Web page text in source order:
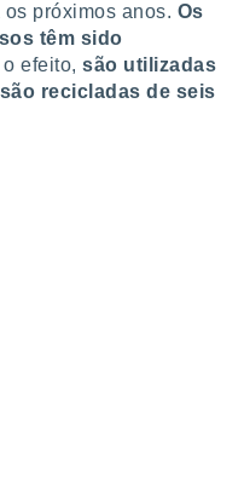
próximos anos. Os
têm sido
o efeito,são utilizadas
recicladas de seis